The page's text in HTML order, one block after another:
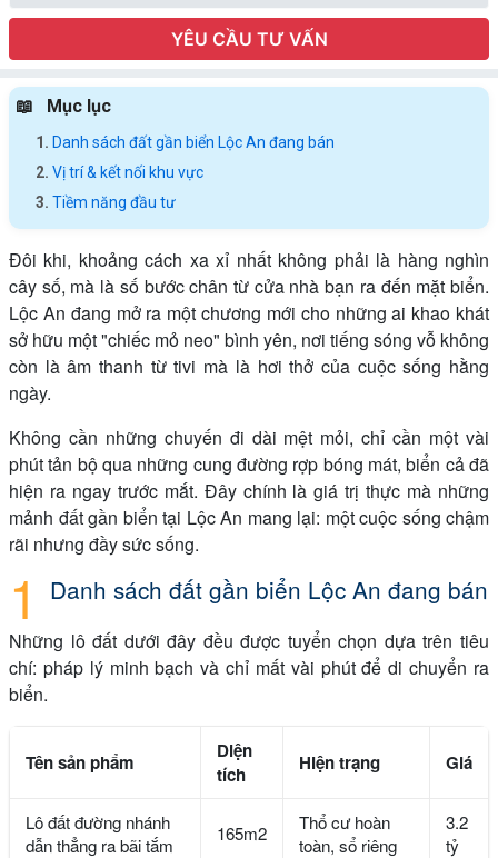
YÊU CẦU TƯ VẤN
Mục lục
Danh sách đất gần biển Lộc An đang bán
Vị trí & kết nối khu vực
Tiềm năng đầu tư
Đôi khi, khoảng cách xa xỉ nhất không phải là hàng nghìn
cây số, mà là số bước chân từ cửa nhà bạn ra đến mặt biển.
Lộc An đang mở ra một chương mới cho những ai khao khát
sở hữu một "chiếc mỏ neo" bình yên, nơi tiếng sóng vỗ không
còn là âm thanh từ tivi mà là hơi thở của cuộc sống hằng
ngày.
Không cần những chuyến đi dài mệt mỏi, chỉ cần một vài
phút tản bộ qua những cung đường rợp bóng mát, biển cả đã
hiện ra ngay trước mắt. Đây chính là giá trị thực mà những
mảnh đất gần biển tại Lộc An mang lại: một cuộc sống chậm
rãi nhưng đầy sức sống.
Danh sách đất gần biển Lộc An đang bán
Những lô đất dưới đây đều được tuyển chọn dựa trên tiêu
chí: pháp lý minh bạch và chỉ mất vài phút để di chuyển ra
biển.
Tên sản phẩm
Diện
tích
Hiện trạng Giá
Lô đất đường nhánh
dẫn thẳng ra bãi tắm
165m2
Thổ cư hoàn
toàn, sổ riêng
3.2
tỷ